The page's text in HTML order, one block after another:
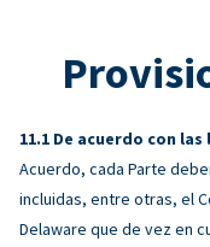
De acuerdo con las
Acuerdo, cada Parte
incluidas, entre otras, el
Delaware que de vez en